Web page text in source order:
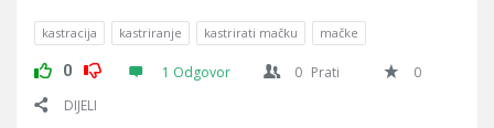
kastracija kastriranje kastrirati mačku mačke
0 1 Odgovor 0 Prati
0
DIJELI